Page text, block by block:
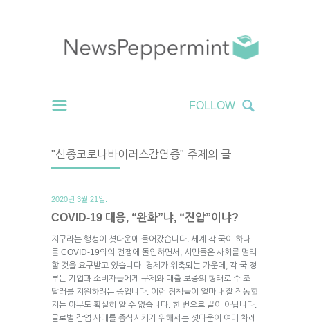
"신종코로나바이러스감염증" 주제의 글
2020년 3월 21일.
COVID-19 대응, “완화”냐, “진압”이냐?
지구라는 행성이 셧다운에 들어갔습니다. 세계 각 국이 하나
둘 COVID-19와의 전쟁에 돌입하면서, 시민들은 사회를 멀리
할 것을 요구받고 있습니다. 경제가 위축되는 가운데, 각 국 정
부는 기업과 소비자들에게 구제와 대출 보증의 형태로 수 조
달러를 지원하려는 중입니다. 이런 정책들이 얼마나 잘 작동할
지는 아무도 확실히 알 수 없습니다. 한 번으로 끝이 아닙니다.
글로벌 감염 사태를 종식시키기 위해서는 셧다운이 여러 차례